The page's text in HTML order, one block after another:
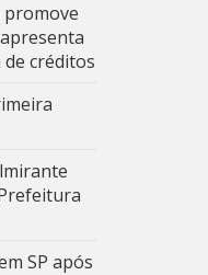
créditos
SP após